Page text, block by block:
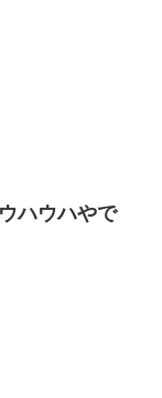
ハウハやで